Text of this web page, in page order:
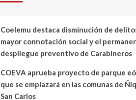
Coelemu destaca disminución de
mayor connotación social y el
despliegue preventivo de Carabineros
COEVA aprueba proyecto de parque
que se emplazará en las comunas de
San Carlos